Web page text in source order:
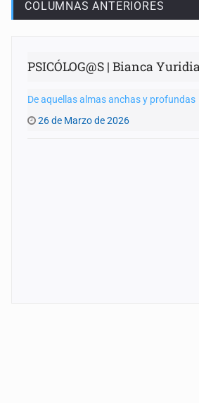
COLUMNAS ANTERIORES
PSICÓLOG@S | Bianca
De aquellas almas anchas y profundas
26 de Marzo de 2026